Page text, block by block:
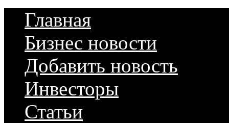
Главная
Бизнес новости
Добавить новость
Инвесторы
Статьи